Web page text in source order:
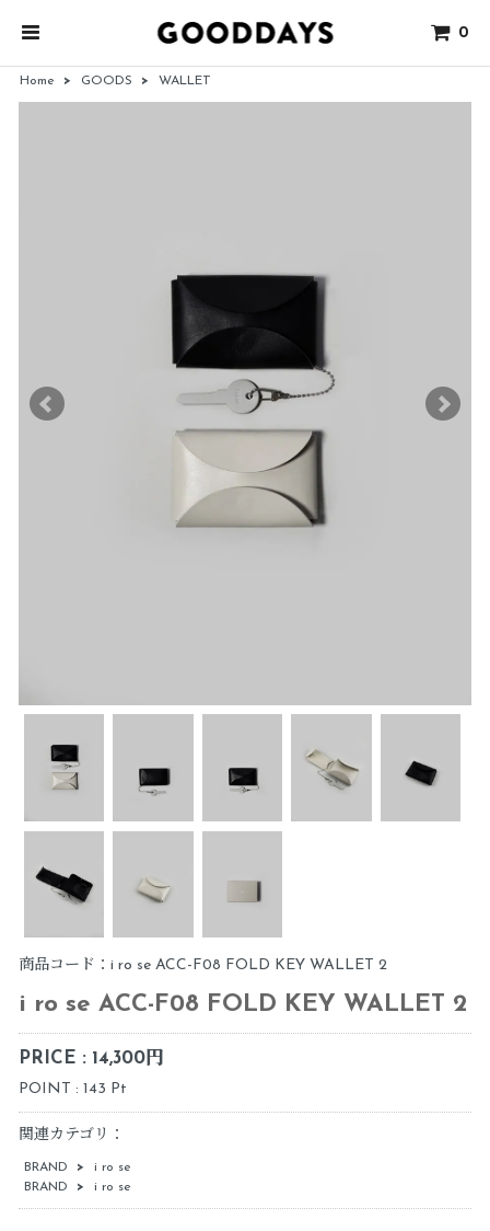
0
Home > GOODS > WALLET
商品コード：i ro se ACC-F08 FOLD KEY WALLET 2
i ro se ACC-F08 FOLD KEY WALLET 2
PRICE : 14,300円
POINT : 143 Pt
関連カテゴリ：
BRAND >
i ro se
BRAND
> i ro se